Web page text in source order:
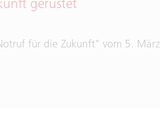
gerüstet
für die Zukunft" vom 5. März